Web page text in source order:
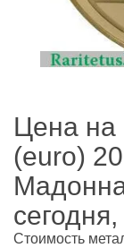
Цена на
(euro)
Стоимость